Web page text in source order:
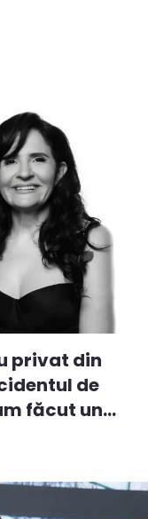
privat din
de
făcut un